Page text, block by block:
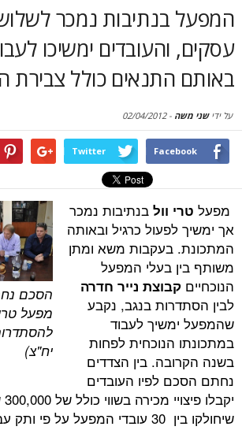
נמכר לשלושה אנשי
ימשיכו לעבוד
כולל צבירת הוותק
-
02/04/2012
Twitter
הסכם נחתם בין
מפעל טרי וול
להסתדרות (צילום:
יח"צ)
וולבנתיבות נמכר
כרגיל ובאותה
בעקבות משא ומתן
בעלי המפעל
נייר חדרה
בנגב, נקבע
לעבוד
לפחות
בין הצדדים
לפיו העובדים
יקבלו פיצויי מכירה בשווי כולל של 300,000 שקלים,